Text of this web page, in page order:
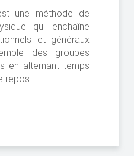
une méthode de
qui enchaîne
et généraux
des groupes
en alternant temps
repos.